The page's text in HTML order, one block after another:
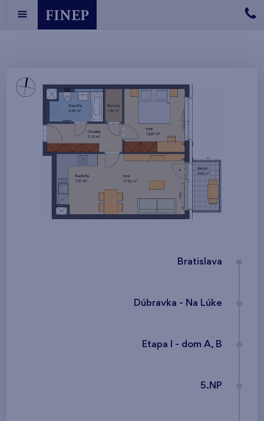
Bratislava
Dúbravka - Na Lúke
Etapa I - dom A, B
5.NP